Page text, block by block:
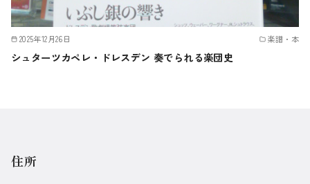
2025年12月26日 楽譜・本
シュターツカペレ・ドレスデン 奏でられる楽団史
住所